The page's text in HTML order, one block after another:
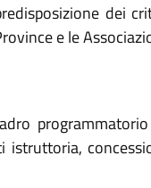
dei
e le